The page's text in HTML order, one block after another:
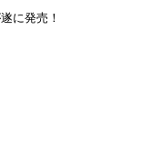
に発売！